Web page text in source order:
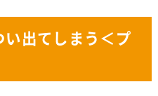
い出てしまう＜プ